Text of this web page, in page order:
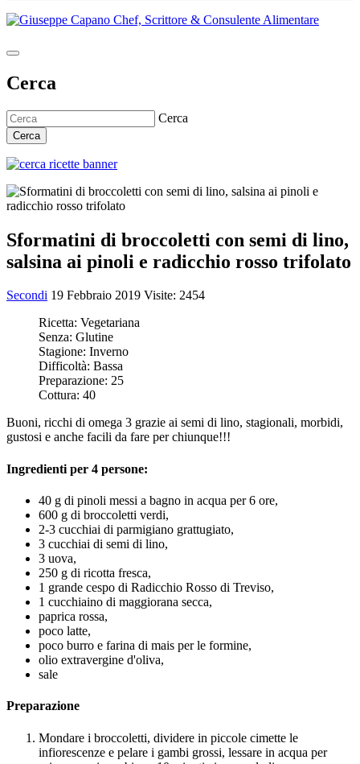
Cerca
Cerca
Cerca
Sformatini di broccoletti con semi di lino,
salsina ai pinoli e radicchio rosso trifolato
Secondi 19 Febbraio 2019 Visite: 2454
Ricetta: Vegetariana
Senza: Glutine
Stagione: Inverno
Difficoltà: Bassa
Preparazione: 25
Cottura: 40
Buoni, ricchi di omega 3 grazie ai semi di lino, stagionali, morbidi,
gustosi e anche facili da fare per chiunque!!!
Ingredienti per 4 persone:
40 g di pinoli messi a bagno in acqua per 6 ore,
600 g di broccoletti verdi,
2-3 cucchiai di parmigiano grattugiato,
3 cucchiai di semi di lino,
3 uova,
250 g di ricotta fresca,
1 grande cespo di Radicchio Rosso di Treviso,
1 cucchiaino di maggiorana secca,
paprica rossa,
poco latte,
poco burro e farina di mais per le formine,
olio extravergine d'oliva,
sale
Preparazione
Mondare i broccoletti, dividere in piccole cimette le
infiorescenze e pelare i gambi grossi, lessare in acqua per